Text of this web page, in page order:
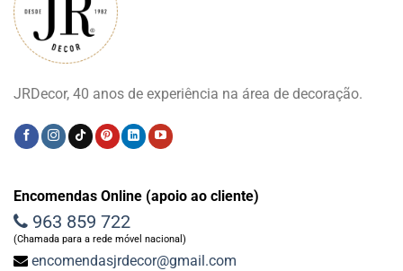
JRDecor, 40 anos de experiência na área de decoração.
Encomendas Online (apoio ao cliente)
963 859 722
(Chamada para a rede móvel nacional)
encomendasjrdecor@gmail.com